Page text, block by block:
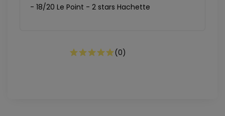
- 18/20 Le Point - 2 stars Hachette
(0)